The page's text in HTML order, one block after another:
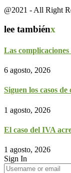
@2021 - All Right
lee tambiénx
Las
6 agosto, 2026
Siguen los casos
1 agosto, 2026
El caso del IVA
1 agosto, 2026
Sign In